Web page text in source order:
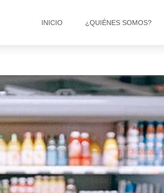
INICIO ¿QUIÉNES SOMOS?